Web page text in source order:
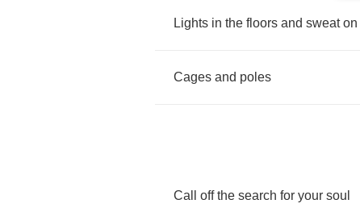
Lights in the floors and sweat on
Cages and poles
Call off the search for your soul